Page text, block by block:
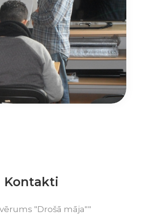
Kontakti
"Drošā māja""